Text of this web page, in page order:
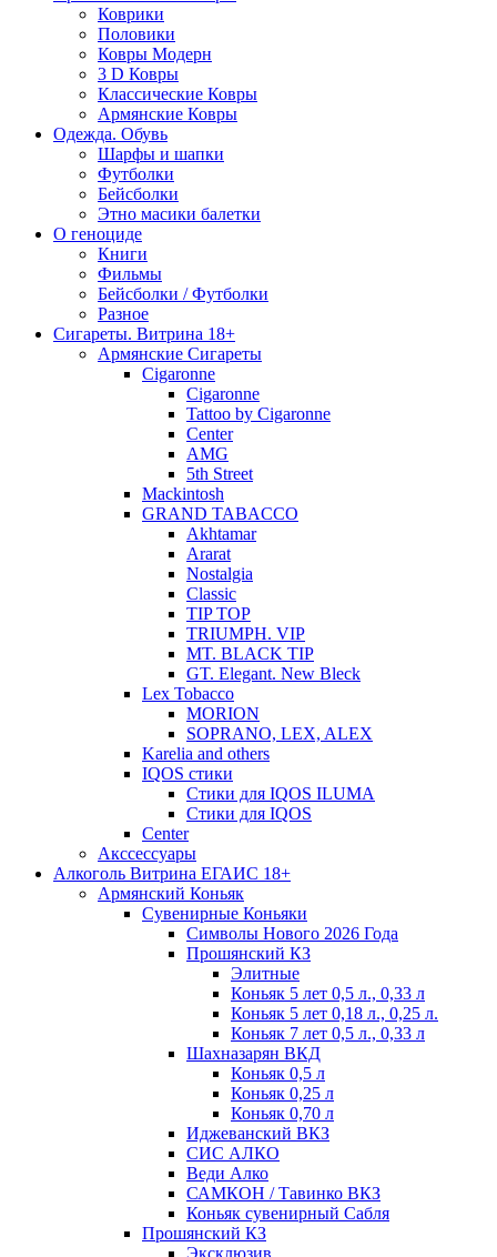
Коврики
Половики
Ковры Модерн
3 D Ковры
Классические Ковры
Армянские Ковры
Одежда. Обувь
Шарфы и шапки
Футболки
Бейсболки
Этно масики балетки
О геноциде
Книги
Фильмы
Бейсболки / Футболки
Разное
Сигареты. Витрина 18+
Армянские Сигареты
Cigaronne
Cigaronne
Tattoo by Cigaronne
Center
AMG
5th Street
Mackintosh
GRAND TABACCO
Akhtamar
Ararat
Nostalgia
Classic
TIP TOP
TRIUMPH. VIP
MT. BLACK TIP
GT. Elegant. New Bleck
Lex Tobacco
MORION
SOPRANO, LEX, ALEX
Karelia and others
IQOS стики
Стики для IQOS ILUMA
Стики для IQOS
Сenter
Акссессуары
Алкоголь Витрина ЕГАИС 18+
Армянский Коньяк
Сувенирные Коньяки
Символы Нового 2026 Года
Прошянский КЗ
Элитные
Коньяк 5 лет 0,5 л., 0,33 л
Коньяк 5 лет 0,18 л., 0,25 л.
Коньяк 7 лет 0,5 л., 0,33 л
Шахназарян ВКД
Коньяк 0,5 л
Коньяк 0,25 л
Коньяк 0,70 л
Иджеванский ВКЗ
СИС АЛКО
Веди Алко
САМКОН / Тавинко ВКЗ
Коньяк сувенирный Сабля
Прошянский КЗ
Эксклюзив